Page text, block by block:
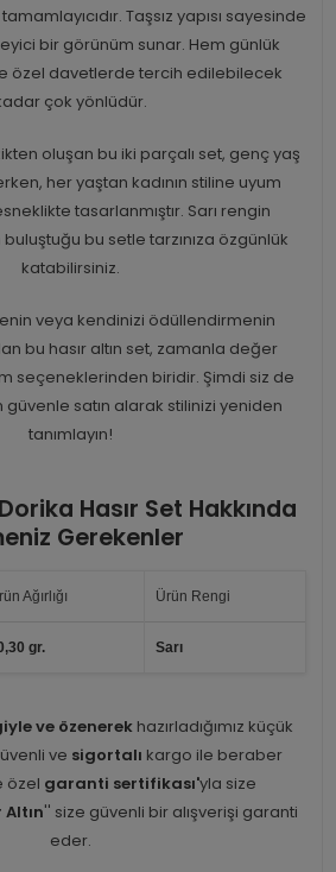
Taşsız yapısı sayesinde
bir görünüm sunar. Hem günlük
özel davetlerde tercih edilebilecek
çok yönlüdür.
oluşan bu iki parçalı set, genç yaş
her yaştan kadının stiline uyum
tasarlanmıştır. Sarı rengin
buluştuğu bu setle tarzınıza özgünlük
katabilirsiniz.
veya kendinizi ödüllendirmenin
bu hasır altın set, zamanla değer
seçeneklerinden biridir. Şimdi siz de
güvenle satın alarak stilinizi yeniden
tanımlayın!
Hasır Set Hakkında
Gerekenler
Ağırlığı Ürün Rengi
gr. Sarı
ve özenerekhazırladığımız küçük
ve sigortalı kargo ile beraber
özel garanti sertifikası'yla size
'' size güvenli bir alışverişi garanti
eder.